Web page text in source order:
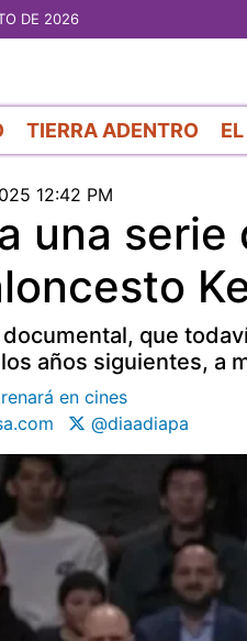
DE 2026
TIERRA ADENTRO
12:42 PM
una serie
que
años siguientes, a
en cines
@diaadiapa